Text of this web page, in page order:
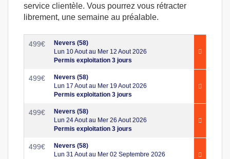
service clientèle. Vous pourrez vous rétracter
librement, une semaine au préalable.
499€
Nevers (58)
Lun 10 Aout au Mer 12 Aout 2026
Permis exploitation 3 jours
499€
Nevers (58)
Lun 17 Aout au Mer 19 Aout 2026
Permis exploitation 3 jours
499€
Nevers (58)
Lun 24 Aout au Mer 26 Aout 2026
Permis exploitation 3 jours
499€
Nevers (58)
Lun 31 Aout au Mer 02 Septembre 2026